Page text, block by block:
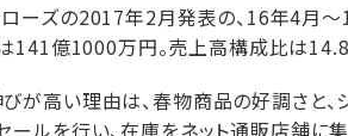
ローズの2017年2月発表の、16年4月
141億1000万円。売上高構成比は
が高い理由は、春物商品の好調さと
ールを行い、在庫をネット通販店舗